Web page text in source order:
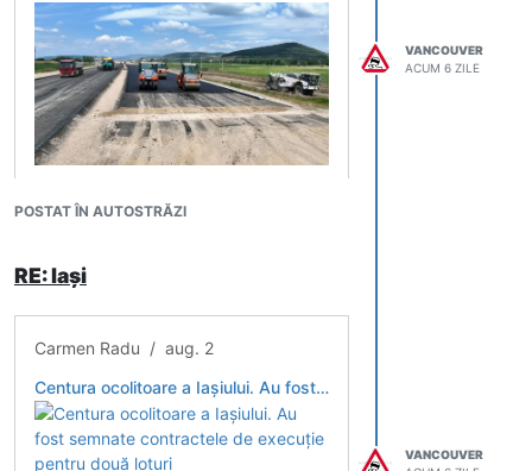
locuri în topul constructorilor de
șantiere pe luna iunie. Astfel,
constructorii turci Nurol și Makyol țin
capul de afiș, în vreme ce
constructorii români Precon și UMB își
dispută următoarea poziție pe
podium.
POSTAT ÎN AUTOSTRĂZI
VANCOUVER
ACUM 6 ZILE
RE: Iași
Carmen Radu / aug. 2
Centura ocolitoare a Iașiului. Au fost semnate contractele de execuție pentru două loturi
VANCOUVER